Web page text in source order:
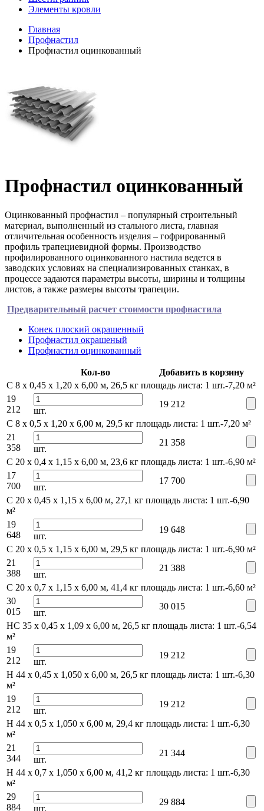
Элементы кровли
Главная
Профнастил
Профнастил оцинкованный
Профнастил оцинкованный
Оцинкованный профнастил – популярный строительный
материал, выполненный из стального листа, главная
отличительная особенность изделия – гофрированный
профиль трапециевидной формы. Производство
профилированного оцинкованного настила ведется в
заводских условиях на специализированных станках, в
процессе задаются параметры высоты, ширины и толщины
листов, а также размеры высоты трапеции.
Предварительный расчет стоимости профнастила
Конек плоский окрашенный
Профнастил окрашеный
Профнастил оцинкованный
Кол-во
Добавить в корзину
С 8 x 0,45 x 1,20 х 6,00 м, 26,5 кг площадь листа: 1 шт.-7,20 м²
19
212
шт.
19 212
С 8 x 0,5 x 1,20 х 6,00 м, 29,5 кг площадь листа: 1 шт.-7,20 м²
21
358
шт.
21 358
С 20 x 0,4 x 1,15 х 6,00 м, 23,6 кг площадь листа: 1 шт.-6,90 м²
17
700
шт.
17 700
С 20 x 0,45 x 1,15 х 6,00 м, 27,1 кг площадь листа: 1 шт.-6,90
м²
19
648
шт.
19 648
С 20 x 0,5 x 1,15 х 6,00 м, 29,5 кг площадь листа: 1 шт.-6,90 м²
21
388
шт.
21 388
С 20 x 0,7 x 1,15 х 6,00 м, 41,4 кг площадь листа: 1 шт.-6,60 м²
30
015
шт.
30 015
НС 35 x 0,45 x 1,09 х 6,00 м, 26,5 кг площадь листа: 1 шт.-6,54
м²
19
212
шт.
19 212
Н 44 x 0,45 x 1,050 х 6,00 м, 26,5 кг площадь листа: 1 шт.-6,30
м²
19
212
шт.
19 212
Н 44 x 0,5 x 1,050 х 6,00 м, 29,4 кг площадь листа: 1 шт.-6,30
м²
21
344
шт.
21 344
Н 44 x 0,7 x 1,050 х 6,00 м, 41,2 кг площадь листа: 1 шт.-6,30
м²
29
884
шт.
29 884